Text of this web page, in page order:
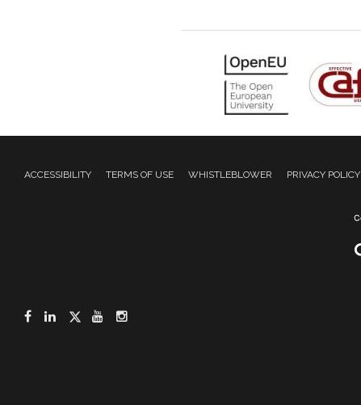
ACCESSIBILITY TERMS OF USE WHISTLEBLOWER PRIVACY POLICY
Facebook
LinkedIn
Twitter
YouTube